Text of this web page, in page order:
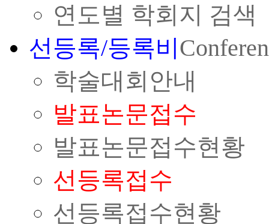
연도별 학회지 검색
선등록/등록비
학술대회안내
발표논문접수
발표논문접수현황
선등록접수
선등록접수현황